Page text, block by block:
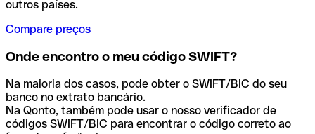
outros países.
Compare preços
Onde encontro o meu código SWIFT?
Na maioria dos casos, pode obter o SWIFT/BIC do seu
banco no extrato bancário.
Na Qonto, também pode usar o nosso verificador de
códigos SWIFT/BIC para encontrar o código correto ao